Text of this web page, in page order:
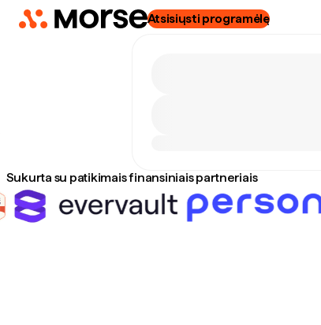
Atsisiųsti programėlę
Sukurta su patikimais finansiniais partneriais